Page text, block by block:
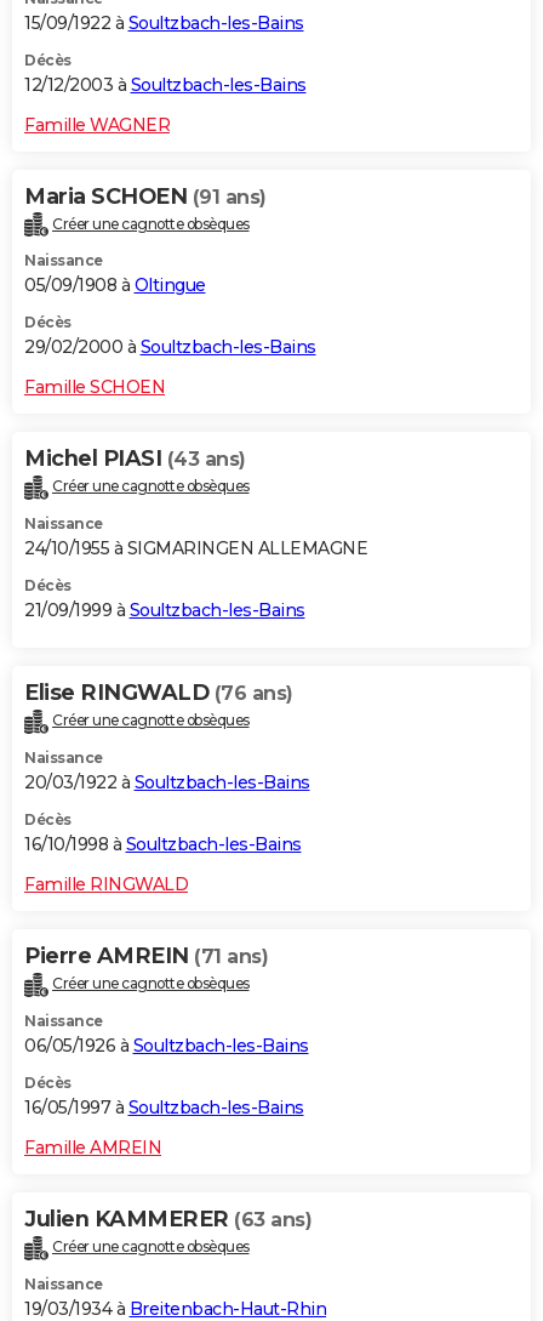
15/09/1922 à Soultzbach-les-Bains
Décès
12/12/2003 à Soultzbach-les-Bains
Famille WAGNER
Maria SCHOEN (91 ans)
Créer une cagnotte obsèques
Naissance
05/09/1908 à Oltingue
Décès
29/02/2000 à Soultzbach-les-Bains
Famille SCHOEN
Michel PIASI (43 ans)
Créer une cagnotte obsèques
Naissance
24/10/1955 à SIGMARINGEN ALLEMAGNE
Décès
21/09/1999 à Soultzbach-les-Bains
Elise RINGWALD (76 ans)
Créer une cagnotte obsèques
Naissance
20/03/1922 à Soultzbach-les-Bains
Décès
16/10/1998 à Soultzbach-les-Bains
Famille RINGWALD
Pierre AMREIN (71 ans)
Créer une cagnotte obsèques
Naissance
06/05/1926 à Soultzbach-les-Bains
Décès
16/05/1997 à Soultzbach-les-Bains
Famille AMREIN
Julien KAMMERER (63 ans)
Créer une cagnotte obsèques
Naissance
19/03/1934 à Breitenbach-Haut-Rhin